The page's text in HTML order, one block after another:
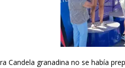
Candela granadina no se había